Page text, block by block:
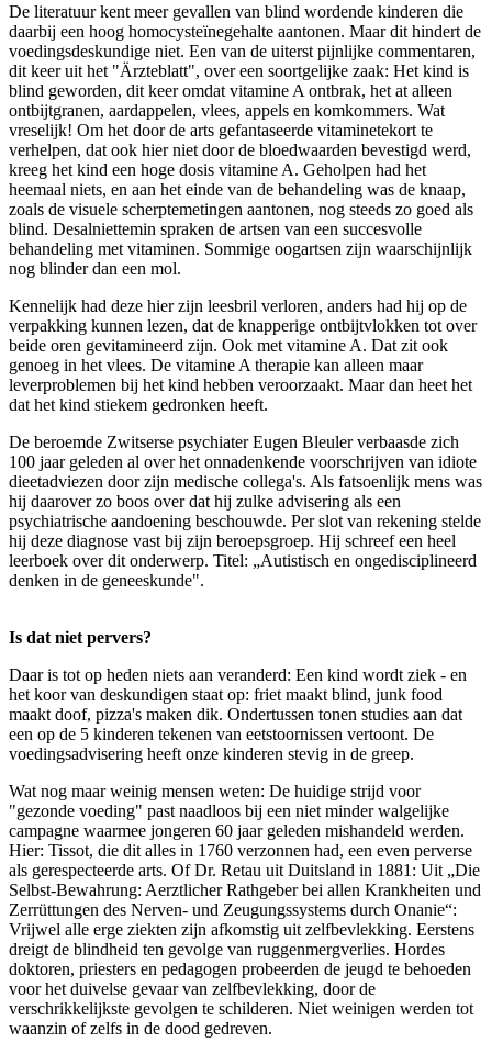
De literatuur kent meer gevallen van blind wordende kinderen die
daarbij een hoog homocysteïnegehalte aantonen. Maar dit hindert de
voedingsdeskundige niet. Een van de uiterst pijnlijke commentaren,
dit keer uit het "Ärzteblatt", over een soortgelijke zaak: Het kind is
blind geworden, dit keer omdat vitamine A ontbrak, het at alleen
ontbijtgranen, aardappelen, vlees, appels en komkommers. Wat
vreselijk! Om het door de arts gefantaseerde vitaminetekort te
verhelpen, dat ook hier niet door de bloedwaarden bevestigd werd,
kreeg het kind een hoge dosis vitamine A. Geholpen had het
heemaal niets, en aan het einde van de behandeling was de knaap,
zoals de visuele scherptemetingen aantonen, nog steeds zo goed als
blind. Desalniettemin spraken de artsen van een succesvolle
behandeling met vitaminen. Sommige oogartsen zijn waarschijnlijk
nog blinder dan een mol.
Kennelijk had deze hier zijn leesbril verloren, anders had hij op de
verpakking kunnen lezen, dat de knapperige ontbijtvlokken tot over
beide oren gevitamineerd zijn. Ook met vitamine A. Dat zit ook
genoeg in het vlees. De vitamine A therapie kan alleen maar
leverproblemen bij het kind hebben veroorzaakt. Maar dan heet het
dat het kind stiekem gedronken heeft.
De beroemde Zwitserse psychiater Eugen Bleuler verbaasde zich
100 jaar geleden al over het onnadenkende voorschrijven van idiote
dieetadviezen door zijn medische collega's. Als fatsoenlijk mens was
hij daarover zo boos over dat hij zulke advisering als een
psychiatrische aandoening beschouwde. Per slot van rekening stelde
hij deze diagnose vast bij zijn beroepsgroep. Hij schreef een heel
leerboek over dit onderwerp. Titel: „Autistisch en ongedisciplineerd
denken in de geneeskunde".
Is dat niet pervers?
Daar is tot op heden niets aan veranderd: Een kind wordt ziek - en
het koor van deskundigen staat op: friet maakt blind, junk food
maakt doof, pizza's maken dik. Ondertussen tonen studies aan dat
een op de 5 kinderen tekenen van eetstoornissen vertoont. De
voedingsadvisering heeft onze kinderen stevig in de greep.
Wat nog maar weinig mensen weten: De huidige strijd voor
"gezonde voeding" past naadloos bij een niet minder walgelijke
campagne waarmee jongeren 60 jaar geleden mishandeld werden.
Hier: Tissot, die dit alles in 1760 verzonnen had, een even perverse
als gerespecteerde arts. Of Dr. Retau uit Duitsland in 1881: Uit „Die
Selbst-Bewahrung: Aerztlicher Rathgeber bei allen Krankheiten und
Zerrüttungen des Nerven- und Zeugungssystems durch Onanie“:
Vrijwel alle erge ziekten zijn afkomstig uit zelfbevlekking. Eerstens
dreigt de blindheid ten gevolge van ruggenmergverlies. Hordes
doktoren, priesters en pedagogen probeerden de jeugd te behoeden
voor het duivelse gevaar van zelfbevlekking, door de
verschrikkelijkste gevolgen te schilderen. Niet weinigen werden tot
waanzin of zelfs in de dood gedreven.